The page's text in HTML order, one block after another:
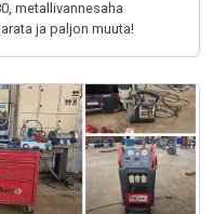
metallivannesaha
ja paljon muuta!